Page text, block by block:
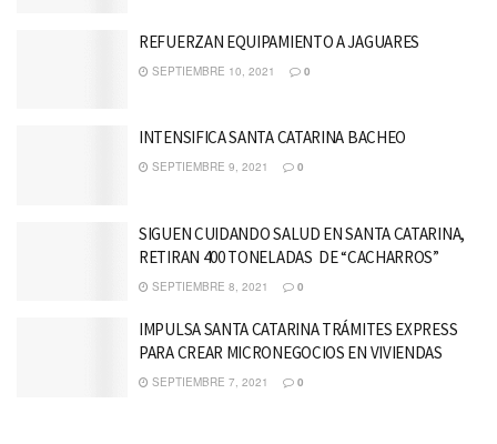
REFUERZAN EQUIPAMIENTO A JAGUARES
SEPTIEMBRE 10, 2021 0
INTENSIFICA SANTA CATARINA BACHEO
SEPTIEMBRE 9, 2021 0
SIGUEN CUIDANDO SALUD EN SANTA CATARINA,
RETIRAN 400 TONELADAS DE “CACHARROS”
SEPTIEMBRE 8, 2021 0
IMPULSA SANTA CATARINA TRÁMITES EXPRESS
PARA CREAR MICRONEGOCIOS EN VIVIENDAS
SEPTIEMBRE 7, 2021 0